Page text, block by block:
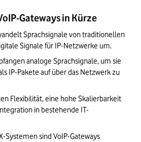
Gateways in Kürze
Sprachsignale von traditionellen
Signale für IP-Netzwerke um.
analoge Sprachsignale, um sie
IP-Pakete auf über das Netzwerk zu
Flexibilität, eine hohe Skalierbarkeit
in bestehende IT-
Systemen sind VoIP-Gateways